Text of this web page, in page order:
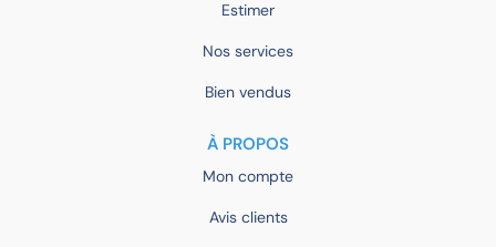
Estimer
Nos services
Bien vendus
À PROPOS
Mon compte
Avis clients